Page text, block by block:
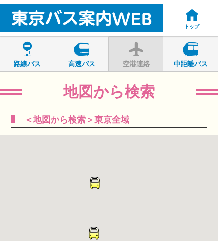
トップ
路線バス 高速バス 空港連絡 中距離バス
地図から検索
＜地図から検索＞東京全域